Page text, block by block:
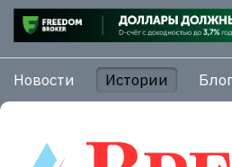
Новости Истории